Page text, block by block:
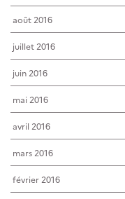
août 2016
juillet 2016
juin 2016
mai 2016
avril 2016
mars 2016
février 2016